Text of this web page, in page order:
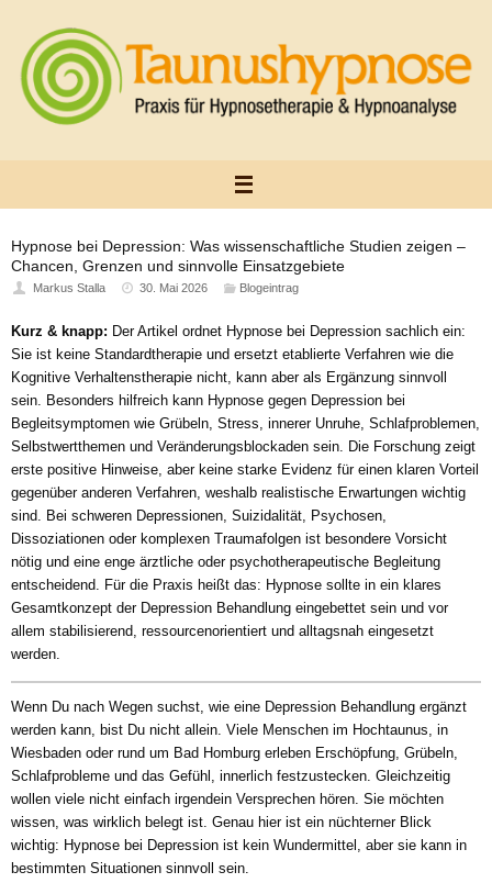
springen
Hypnose bei Depression: Was wissenschaftliche Studien zeigen –
Chancen, Grenzen und sinnvolle Einsatzgebiete
Markus Stalla 30. Mai 2026 Blogeintrag
Kurz & knapp: Der Artikel ordnet Hypnose bei Depression sachlich ein:
Sie ist keine Standardtherapie und ersetzt etablierte Verfahren wie die
Kognitive Verhaltenstherapie nicht, kann aber als Ergänzung sinnvoll
sein. Besonders hilfreich kann Hypnose gegen Depression bei
Begleitsymptomen wie Grübeln, Stress, innerer Unruhe, Schlafproblemen,
Selbstwertthemen und Veränderungsblockaden sein. Die Forschung zeigt
erste positive Hinweise, aber keine starke Evidenz für einen klaren Vorteil
gegenüber anderen Verfahren, weshalb realistische Erwartungen wichtig
sind. Bei schweren Depressionen, Suizidalität, Psychosen,
Dissoziationen oder komplexen Traumafolgen ist besondere Vorsicht
nötig und eine enge ärztliche oder psychotherapeutische Begleitung
entscheidend. Für die Praxis heißt das: Hypnose sollte in ein klares
Gesamtkonzept der Depression Behandlung eingebettet sein und vor
allem stabilisierend, ressourcenorientiert und alltagsnah eingesetzt
werden.
Wenn Du nach Wegen suchst, wie eine Depression Behandlung ergänzt
werden kann, bist Du nicht allein. Viele Menschen im Hochtaunus, in
Wiesbaden oder rund um Bad Homburg erleben Erschöpfung, Grübeln,
Schlafprobleme und das Gefühl, innerlich festzustecken. Gleichzeitig
wollen viele nicht einfach irgendein Versprechen hören. Sie möchten
wissen, was wirklich belegt ist. Genau hier ist ein nüchterner Blick
wichtig: Hypnose bei Depression ist kein Wundermittel, aber sie kann in
bestimmten Situationen sinnvoll sein.